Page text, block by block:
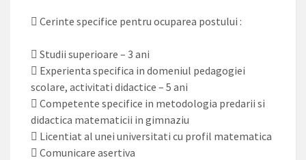
 Cerinte specifice pentru ocuparea postului :
 Studii superioare – 3 ani
 Experienta specifica in domeniul pedagogiei
scolare, activitati didactice – 5 ani
 Competente specifice in metodologia predarii si
didactica matematicii in gimnaziu
 Licentiat al unei universitati cu profil matematica
 Comunicare asertiva